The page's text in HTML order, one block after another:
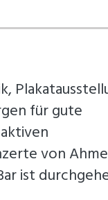
für gute
von
ist